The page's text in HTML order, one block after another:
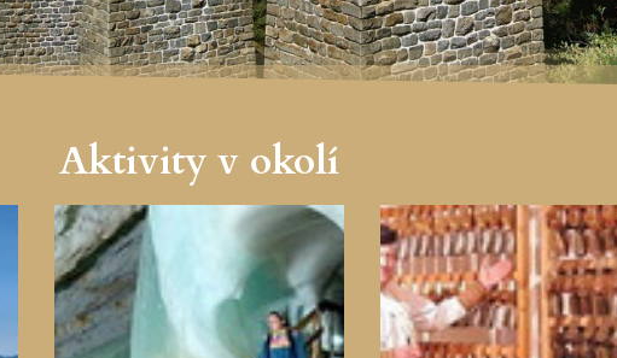
Aktivity v okolí